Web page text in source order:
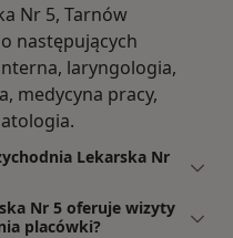
Nr 5, Tarnów
następujących
laryngologia,
medycyna pracy,
Lekarska Nr
Nr 5 oferuje wizyty
placówki?